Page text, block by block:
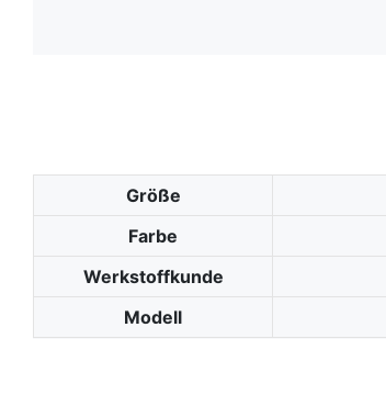
Größe
Farbe
Werkstoffkunde
Modell